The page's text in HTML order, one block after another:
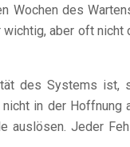
des
aber oft
des Systems ist,
in der
Jeder